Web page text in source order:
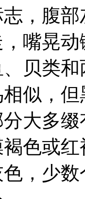
，腹
嘴晃
贝类
似，
大多
色或
，少